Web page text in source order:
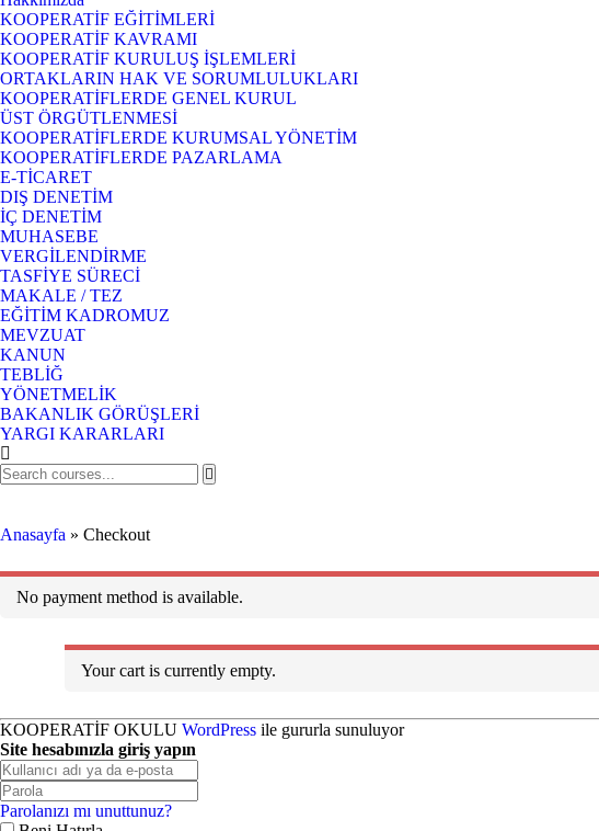
KOOPERATİF EĞİTİMLERİ
KOOPERATİF KAVRAMI
KOOPERATİF KURULUŞ İŞLEMLERİ
ORTAKLARIN HAK VE SORUMLULUKLARI
KOOPERATİFLERDE GENEL KURUL
ÜST ÖRGÜTLENMESİ
KOOPERATİFLERDE KURUMSAL YÖNETİM
KOOPERATİFLERDE PAZARLAMA
E-TİCARET
DIŞ DENETİM
İÇ DENETİM
MUHASEBE
VERGİLENDİRME
TASFİYE SÜRECİ
MAKALE / TEZ
EĞİTİM KADROMUZ
MEVZUAT
KANUN
TEBLİĞ
YÖNETMELİK
BAKANLIK GÖRÜŞLERİ
YARGI KARARLARI
Anasayfa » Checkout
No payment method is available.
Your cart is currently empty.
KOOPERATİF OKULU WordPress ile gururla sunuluyor
Site hesabınızla giriş yapın
Parolanızı mı unuttunuz?